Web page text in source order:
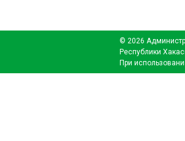
© 2026
Республики
При